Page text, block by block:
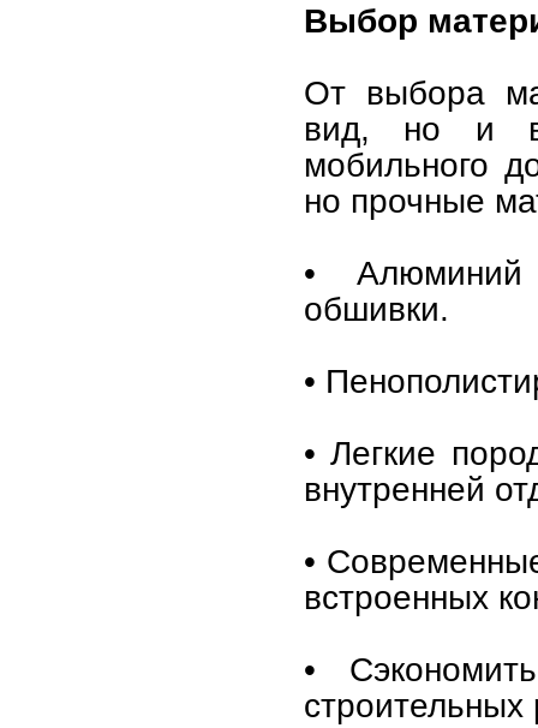
Выбор
От выбора
вид, но и
мобильного
но прочные
• Алюминий
обшивки.
•
• Легкие
внутренней
•
встроенных
•
строительных